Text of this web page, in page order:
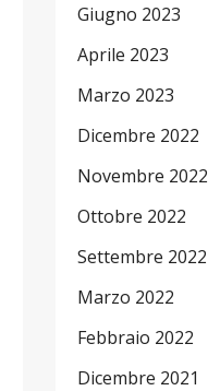
Giugno 2023
Aprile 2023
Marzo 2023
Dicembre 2022
Novembre 2022
Ottobre 2022
Settembre 2022
Marzo 2022
Febbraio 2022
Dicembre 2021